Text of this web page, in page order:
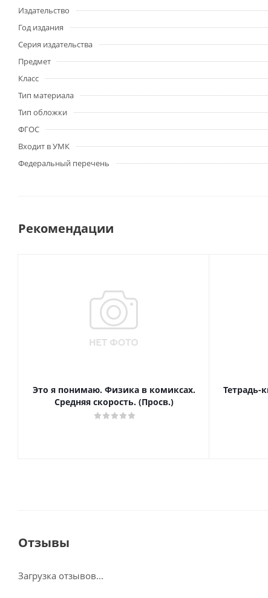
Издательство
Год издания
Серия издательства
Предмет
Класс
Тип материала
Тип обложки
ФГОС
Входит в УМК
Федеральный перечень
Рекомендации
Это я понимаю. Физика в комиксах.
Средняя скорость. (Просв.)
Тетрадь-
Отзывы
Загрузка отзывов...